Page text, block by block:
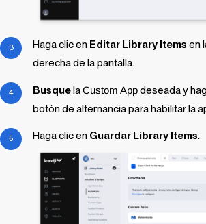
Haga clic en Editar Library Items en
derecha de la pantalla.
BusquelaCustom Appdeseada y
botón de alternancia para habilitar la
Haga clic en Guardar Library Items.